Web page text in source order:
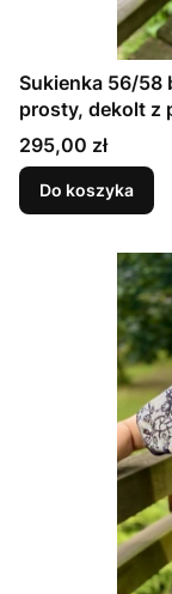
Sukienka 56/58
prosty, dekolt z
CZARNA
Cena
295,00 zł
Do koszyka